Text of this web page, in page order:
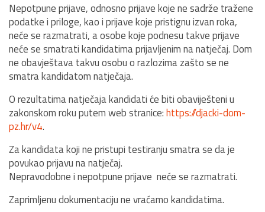
Nepotpune prijave, odnosno prijave koje ne sadrže tražene
podatke i priloge, kao i prijave koje pristignu izvan roka,
neće se razmatrati, a osobe koje podnesu takve prijave
neće se smatrati kandidatima prijavljenim na natječaj. Dom
ne obavještava takvu osobu o razlozima zašto se ne
smatra kandidatom natječaja.
O rezultatima natječaja kandidati će biti obaviješteni u
zakonskom roku putem web stranice:https://djacki-dom-
pz.hr/v4.
Za kandidata koji ne pristupi testiranju smatra se da je
povukao prijavu na natječaj.
Nepravodobne i nepotpune prijave neće se razmatrati.
Zaprimljenu dokumentaciju ne vraćamo kandidatima.